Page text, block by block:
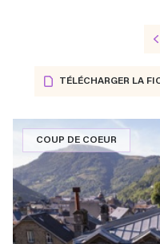
TÉLÉCHARGER LA
COUP DE COEUR